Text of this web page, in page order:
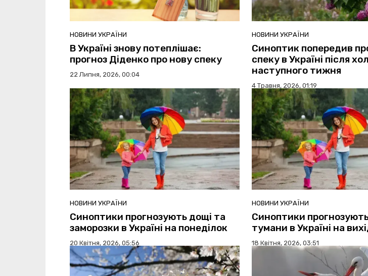
НОВИНИ УКРАЇНИ
В Україні знову потеплішає:
прогноз Діденко про нову спеку
22 Липня, 2026, 00:04
НОВИНИ УКРАЇНИ
Синоптик попередив
спеку в Україні після
наступного тижня
4 Травня, 2026, 01:19
НОВИНИ УКРАЇНИ
Синоптики прогнозують дощі та
заморозки в Україні на понеділок
20 Квітня, 2026, 05:56
НОВИНИ УКРАЇНИ
Синоптики
тумани в Україні на
18 Квітня, 2026, 03:51